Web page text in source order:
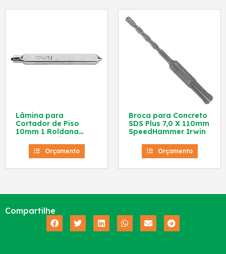
Lâmina para
Cortador de Piso
10mm 1 Roldana
IW1682 Irwin
Orçamento
Broca para Concreto
SDS Plus 7,0 X 110mm
SpeedHammer Irwin
Orçamento
Compartilhe